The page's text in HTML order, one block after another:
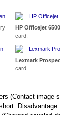
HP Officejet
card.
Lexmark
card.
(Contact image